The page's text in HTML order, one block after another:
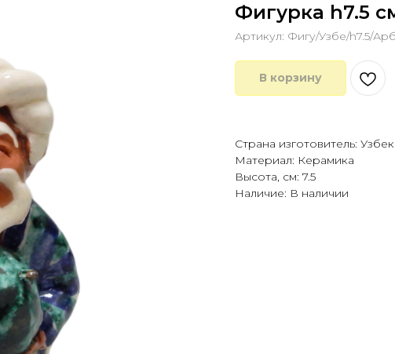
Фигурка h7.5
Артикул: Фигу/Узбе/h7.5/
В корзину
Страна изготовитель:
Материал: Керамика
Высота, см: 7.5
Наличие: В наличии